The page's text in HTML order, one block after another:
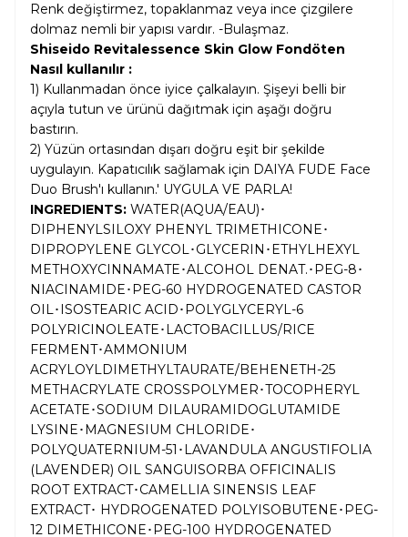
Renk değiştirmez, topaklanmaz veya ince çizgilere
dolmaz nemli bir yapısı vardır. -Bulaşmaz.
Shiseido Revitalessence Skin Glow Fondöten
Nasıl kullanılır :
1) Kullanmadan önce iyice çalkalayın. Şişeyi belli bir
açıyla tutun ve ürünü dağıtmak için aşağı doğru
bastırın.
2) Yüzün ortasından dışarı doğru eşit bir şekilde
uygulayın. Kapatıcılık sağlamak için DAIYA FUDE Face
Duo Brush'ı kullanın.' UYGULA VE PARLA!
INGREDIENTS: WATER(AQUA/EAU)･
DIPHENYLSILOXY PHENYL TRIMETHICONE･
DIPROPYLENE GLYCOL･GLYCERIN･ETHYLHEXYL
METHOXYCINNAMATE･ALCOHOL DENAT.･PEG-8･
NIACINAMIDE･PEG-60 HYDROGENATED CASTOR
OIL･ISOSTEARIC ACID･POLYGLYCERYL-6
POLYRICINOLEATE･LACTOBACILLUS/RICE
FERMENT･AMMONIUM
ACRYLOYLDIMETHYLTAURATE/BEHENETH-25
METHACRYLATE CROSSPOLYMER･TOCOPHERYL
ACETATE･SODIUM DILAURAMIDOGLUTAMIDE
LYSINE･MAGNESIUM CHLORIDE･
POLYQUATERNIUM-51･LAVANDULA ANGUSTIFOLIA
(LAVENDER) OIL SANGUISORBA OFFICINALIS
ROOT EXTRACT･CAMELLIA SINENSIS LEAF
EXTRACT･ HYDROGENATED POLYISOBUTENE･PEG-
12 DIMETHICONE･PEG-100 HYDROGENATED